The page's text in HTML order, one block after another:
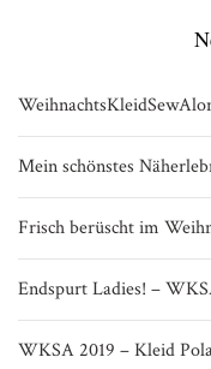
Mein schönstes
Frisch berüscht im
Endspurt Ladies! –
WKSA 2019 – Kleid